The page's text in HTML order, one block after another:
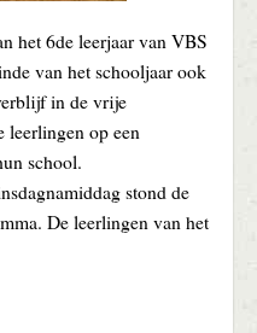
het 6de leerjaar van VBS
van het schooljaar ook
in de vrije
leerlingen op een
school.
stond de
De leerlingen van het